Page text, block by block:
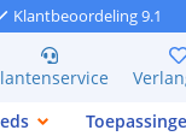
Klantbeoordeling 9.1